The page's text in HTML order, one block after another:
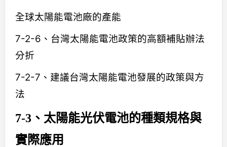
全球太陽能電池廠的產能
7-2-6、台灣太陽能電池政策的高額補貼辦法
分折
7-2-7、建議台灣太陽能電池發展的政策與方
法
7-3、太陽能光伏電池的種類規格與
實際應用